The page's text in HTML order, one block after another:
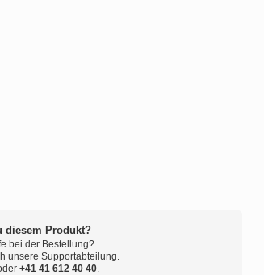
diesem Produkt?
bei der Bestellung?
unsere Supportabteilung.
+41 41 612 40 40.